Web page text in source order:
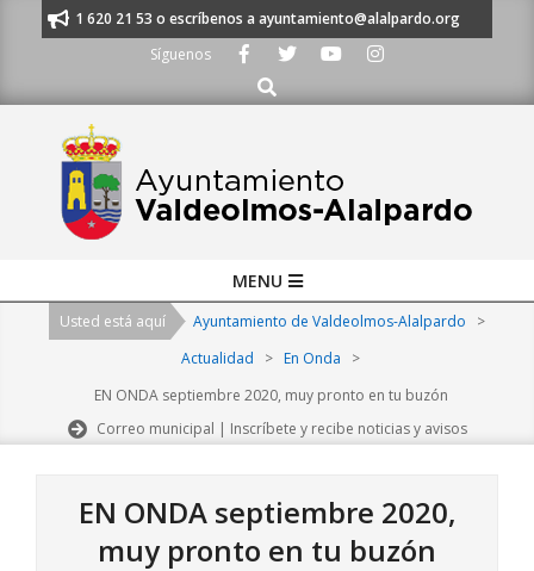
al 91 620 21 53 o escríbenos a ayuntamiento@alalpardo.org
Síguenos
Buscar
Navigation
MENU
Usted está aquí Ayuntamiento de Valdeolmos-Alalpardo
>
Actualidad
> En Onda
>
EN ONDA septiembre 2020, muy pronto en tu buzón
Correo municipal | Inscríbete y recibe noticias y avisos
EN ONDA septiembre 2020,
muy pronto en tu buzón